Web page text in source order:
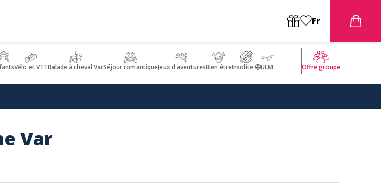
Fr
Vélo et VTTBalade à cheval VarSéjour romantiqueJeux d'aventuresBien êtreInsolite 🤩ULM Offre groupe
Var